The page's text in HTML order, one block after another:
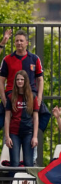
Tegola
6 Agosto 2026
Genoa,
del Bournemouth
5 Agosto 2026